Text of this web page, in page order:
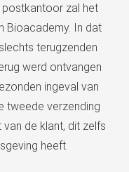
postkantoor zal het
Bioacademy. In dat
terugzenden
werd ontvangen
ingeval van
tweede verzending
de klant, dit zelfs
heeft